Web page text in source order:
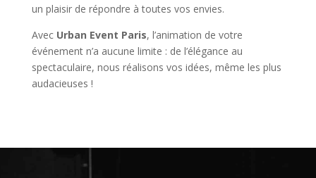
un plaisir de répondre à toutes vos envies.
Avec Urban Event Paris, l’animation de votre
événement n’a aucune limite : de l’élégance au
spectaculaire, nous réalisons vos idées, même les plus
audacieuses !